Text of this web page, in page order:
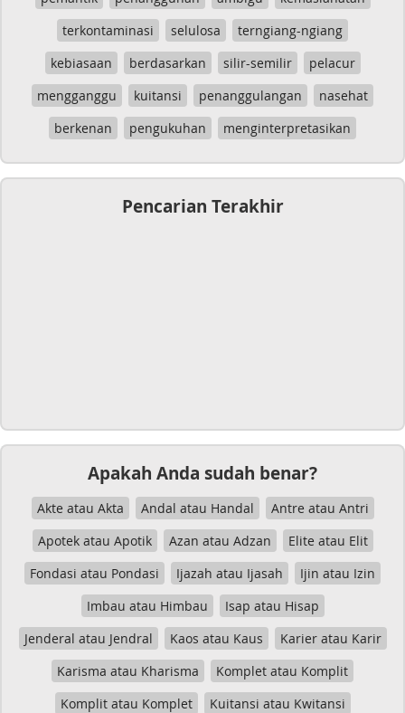
terkontaminasi
selulosa
terngiang-ngiang
kebiasaan
berdasarkan silir-semilir
pelacur
mengganggu
kuitansi penanggulangan
nasehat
berkenan
pengukuhan menginterpretasikan
Pencarian Terakhir
Apakah Anda sudah benar?
Akte atau Akta Andal atau Handal
Antre atau Antri
Apotek atau Apotik
Azan atau Adzan
Elite atau Elit
Fondasi atau Pondasi
Ijazah atau Ijasah
Ijin atau Izin
Imbau atau Himbau
Isap atau Hisap
Jenderal atau Jendral
Kaos atau Kaus
Karier atau Karir
Karisma atau Kharisma
Komplet atau Komplit
Komplit atau Komplet
Kuitansi atau Kwitansi